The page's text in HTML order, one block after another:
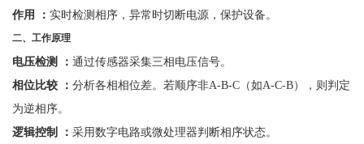
作用
： 实时检测相序，异常时切断电源，保护设备。
二、工作原理
电压检测 ： 通过传感器采集三相电压信号。
相位比较
： 分析各相相位差。若顺序非A-B-C（如A-C-B），则判定
为逆相序。
逻辑控制
： 采用数字电路或微处理器判断相序状态。